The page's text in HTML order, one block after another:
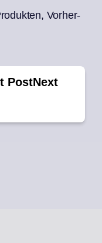
Vorher-
PostNext